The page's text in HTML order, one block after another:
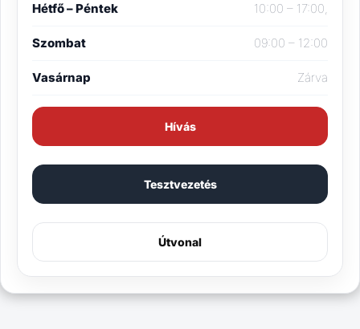
Hétfő – Péntek 10:00 – 17:00,
Szombat 09:00 – 12:00
Vasárnap Zárva
Hívás
Tesztvezetés
Útvonal